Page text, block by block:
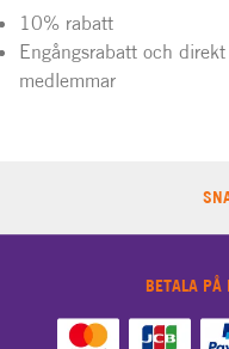
10% rabatt
Engångsrabatt och
medlemmar
BETALA PÅ